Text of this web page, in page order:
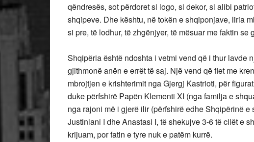
qëndresës, sot përdoret si logo, si dekor, si alibi
shqipeve. Dhe kështu, në tokën e shqiponjave, liria
si pre, të lodhur, të zhgënjyer, të mësuar me faktin se
Shqipëria është ndoshta i vetmi vend që i thur lavde
gjithmonë anën e errët të saj. Një vend që flet me
mbrojtjen e krishterimit nga Gjergj Kastrioti, për
duke përfshirë Papën Klementi XI (nga familja e
nga rajoni më i gjerë ilir (përfshirë edhe Shqipërinë
Justiniani I dhe Anastasi I, të shekujve 3-6 të cilët e
krijuam, por fatin e tyre nuk e patëm kurrë.